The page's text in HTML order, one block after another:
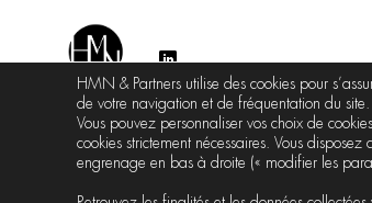
HMN & Partners utilise des cookies pour
de votre navigation et de fréquentation du site.
Vous pouvez personnaliser vos choix de
cookies strictement nécessaires. Vous
engrenage en bas à droite (« modifier les